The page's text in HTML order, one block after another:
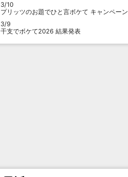
3/10
プリッツのお題でひと言ボケて キャンペーン
3/9
干支でボケて2026 結果発表